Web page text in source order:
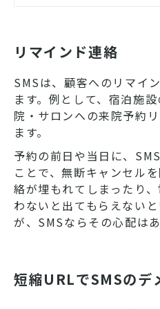
め
リマインド連絡
SMSは、顧客へのリマイ
ます。例として、宿泊施
院・サロンへの来院予約
ます。
予約の前日や当日に、
ことで、無断キャンセル
絡が埋もれてしまったり
わないと出てもらえない
が、SMSならその心配はあ
短縮URLでSMSのデ